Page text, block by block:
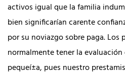
activos igual que la familia
bien significarían carente
por su noviazgo sobre paga. Los
normalmente tener la
pequeí±a, pues nuestro